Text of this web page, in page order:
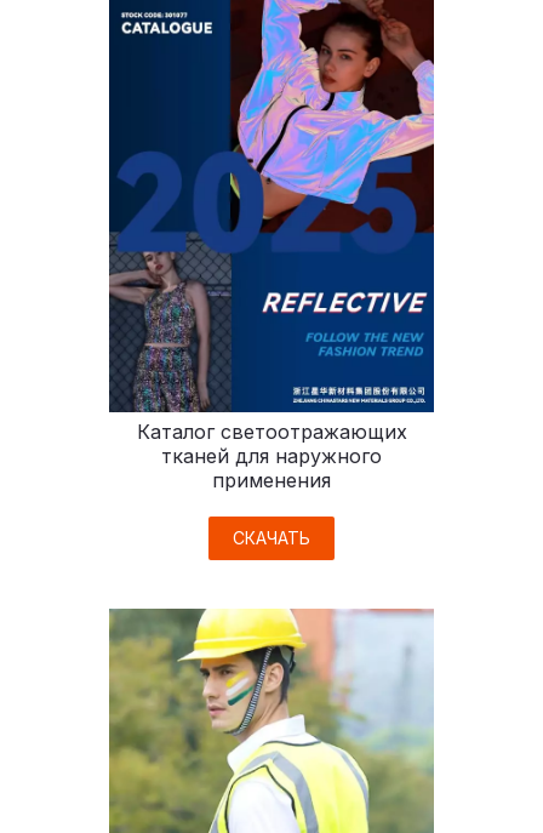
Каталог светоотражающих
тканей для наружного
применения
СКАЧАТЬ